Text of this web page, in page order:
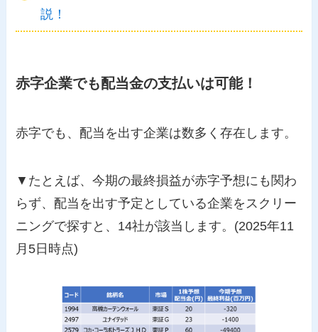
説！
赤字企業でも配当金の支払いは可能！
赤字でも、配当を出す企業は数多く存在します。
▼たとえば、今期の最終損益が赤字予想にも関わ
らず、配当を出す予定としている企業をスクリー
ニングで探すと、14社が該当します。(2025年11
月5日時点)